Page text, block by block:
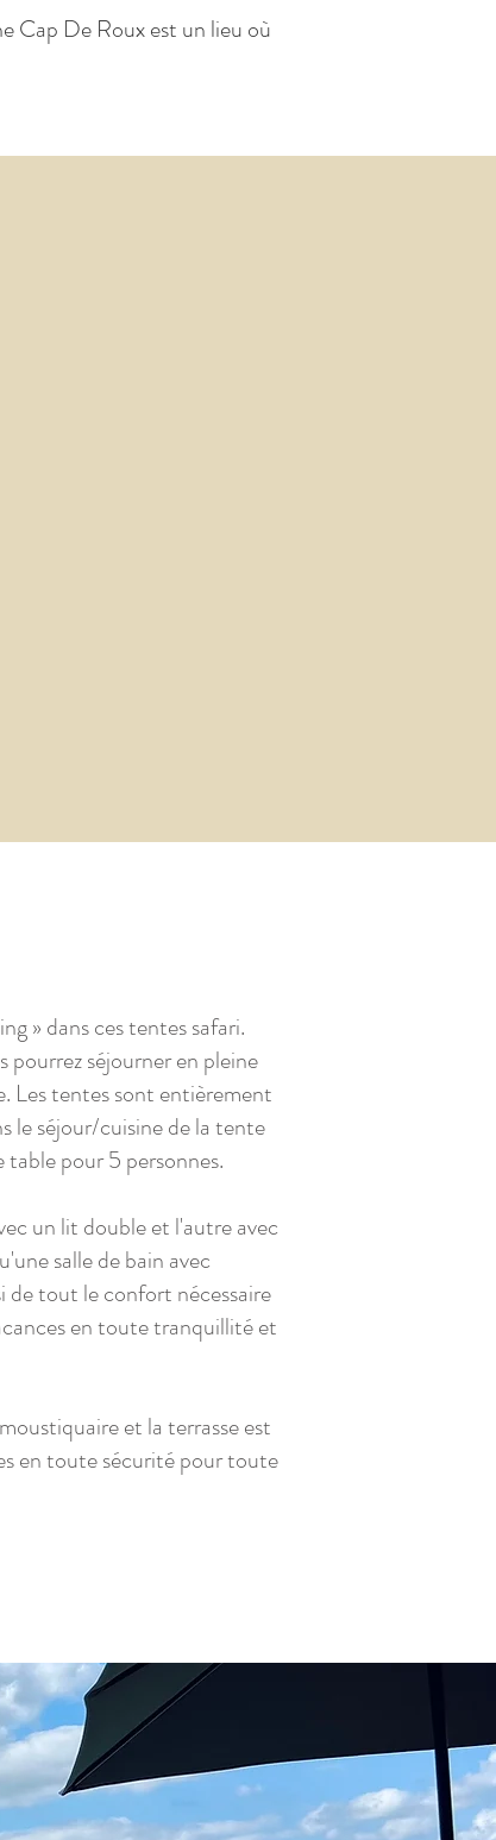
Cap De Roux est un lieu où
» dans ces tentes safari.
pourrez séjourner en pleine
Les tentes sont entièrement
le séjour/cuisine de la tente
table pour 5 personnes.
un lit double et l'autre avec
salle de bain avec
de tout le confort nécessaire
en toute tranquillité et
et la terrasse est
en toute sécurité pour toute